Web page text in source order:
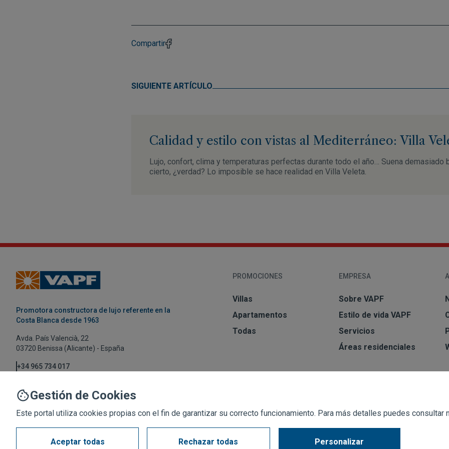
Compartir
SIGUIENTE ARTÍCULO
Calidad y estilo con vistas al Mediterráneo: Villa
Lujo, confort, clima y temperaturas perfectas durante todo el año… Suena demasiado
cierto, ¿verdad? Lo imposible se hace realidad en Villa Veleta.
Promotora constructora de lujo referente en la
Costa Blanca desde 1963
Avda. País Valencià, 22
03720 Benissa (Alicante) - España
+34 965 734 017
PROMOCIONES
Villas
Apartamentos
Todas
EMPRESA
Sobre VAPF
Estilo de vida VAPF
Servicios
Áreas residenciales
Gestión de Cookies
Este portal utiliza cookies propias con el fin de garantizar su correcto funcionamiento. Para más detalles puedes consultar
Aceptar todas Rechazar todas Personalizar